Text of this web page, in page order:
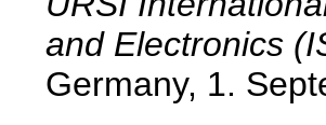
and Electronics
Germany, 1.